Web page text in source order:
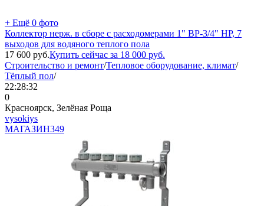
+ Ещё 0 фото
Коллектор нерж. в сборе с расходомерами 1" ВР-3/4" НР, 7
выходов для водяного теплого пола
17 600 руб.Купить сейчас за 18 000 руб.
Строительство и ремонт/Тепловое оборудование, климат/
Тёплый пол/
22:28:32
0
Красноярск, Зелёная Роща
vysokiys
МАГАЗИН349